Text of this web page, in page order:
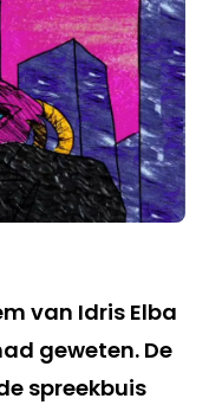
van Idris Elba
geweten. De
spreekbuis